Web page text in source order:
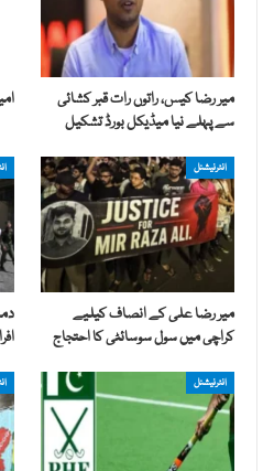
میر رضا کیس، راتوں رات قبر کشائی
سے پہلے نیا میڈیکل بورڈ تشکیل
انٹرنیشنل
میر رضا علی کے انصاف کیلیے
کراچی میں سول سوسائٹی کا احتجاج
انٹرنیشنل